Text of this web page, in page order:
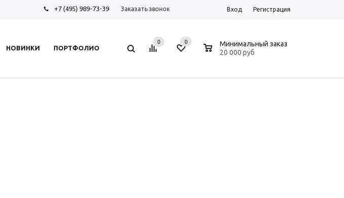
+7 (495) 989-73-39 Заказать звонок Вход Регистрация
НОВИНКИ ПОРТФОЛИО
0 0
Минимальный заказ
20 000 руб